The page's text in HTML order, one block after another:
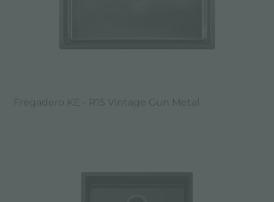
Fregadero KE - R15 Vintage Gun Metal